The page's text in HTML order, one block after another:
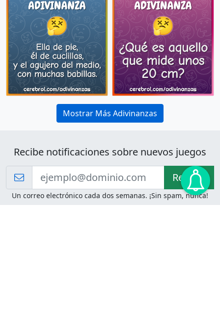
Mostrar Más Adivinanzas
Recibe notificaciones sobre nuevos juegos
Recibir!
Un correo electrónico cada dos semanas. ¡Sin spam, nunca!